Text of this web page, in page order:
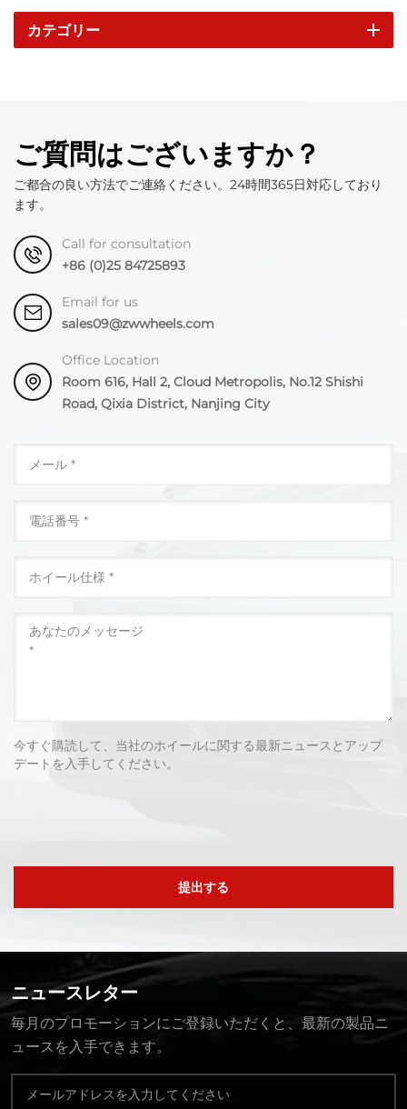
カテゴリー
ご質問はございますか？
ご都合の良い方法でご連絡ください。24時間365日対応しており
ます。
Call for consultation
+86 (0)25 84725893
Email for us
sales09@zwwheels.com
Office Location
Room 616, Hall 2, Cloud Metropolis, No.12 Shishi
Road, Qixia District, Nanjing City
今すぐ購読して、当社のホイールに関する最新ニュースとアップ
デートを入手してください。
提出する
ニュースレター
毎月のプロモーションにご登録いただくと、最新の製品ニ
ュースを入手できます。